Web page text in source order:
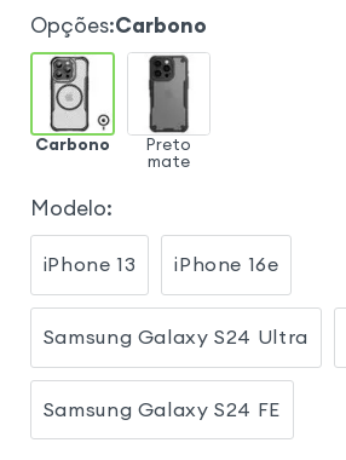
Opções:Carbono
Carbono Preto
mate
Modelo:
iPhone 13 iPhone 16e
Samsung Galaxy S24 Ultra
Samsung Galaxy S24 FE